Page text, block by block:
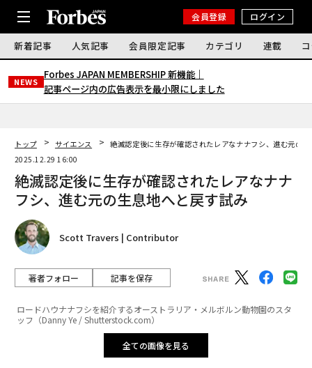
会員登録 ログイン
新着記事 人気記事 会員限定記事 カテゴリ 連載
NEWS
Forbes JAPAN MEMBERSHIP 新機能｜
記事ページ内の広告表示を最小限にしました
トップ サイエンス
絶滅認定後に生存が確認されたレアなナナフシ、進む元の
2025.12.29 16:00
絶滅認定後に生存が確認されたレアなナナ
フシ、進む元の生息地へと戻す試み
Scott Travers | Contributor
著者フォロー 記事を保存
ロードハウナナフシを紹介するオーストラリア・メルボルン動物園のスタ
ッフ（Danny Ye / Shutterstock.com）
全ての画像を見る